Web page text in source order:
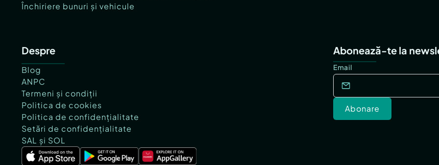
Închiriere bunuri și vehicule
Despre
Blog
ANPC
Termeni și condiții
Politica de cookies
Politica de confidențialitate
Setări de confidențialitate
SAL și SOL
Abonează-te la
Email
Abonare